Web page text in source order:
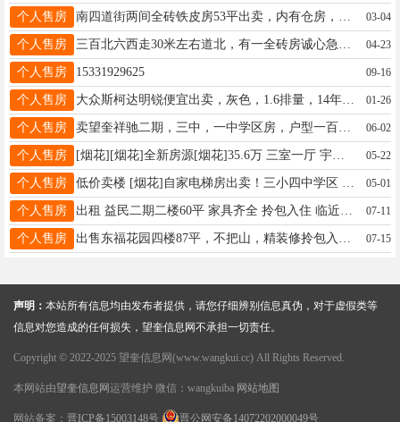
个人售房 03-04
个人售房 04-23
个人售房 15331929625 09-16
个人售房 大众斯柯达明锐便宜出卖，灰色，1.6排量，14年的，车库好，新雪地胎，大屏，导航，倒车影像，行车记录仪都有，到手一分不用填，联系电话微信15774550446 01-26
个人售房 06-02
个人售房 [烟花][烟花]全新房源[烟花]35.6万 三室一厅 宇涵一期三小四中?高层7楼不山不顶 全新装修 全新断桥铝窗100平 有照 可贷款 随时看房 ☎️151845655342 05-22
个人售房 05-01
个人售房 07-11
个人售房 07-15
声明： 本站所有信息均由发布者提供，请您仔细辨别信息真伪，对于虚假类等
信息对您造成的任何损失，望奎信息网不承担一切责任。
Copyright © 2022-2025 望奎信息网(www.wangkui.cc) All Rights Reserved.
本网站由望奎信息网 运营维护 微信：wangkuiba 网站地图
网站备案： 晋ICP备15003148号 晋公网安备14072202000049号